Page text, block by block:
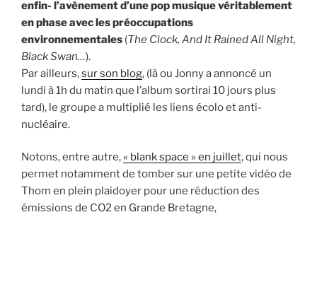
enfin- l’avènement d’une pop musique véritablement
en phase avec les préoccupations
environnementales (The Clock, And It Rained All Night,
Black Swan…).
Par ailleurs,sur son blog, (là ou Jonny a annoncé un
lundi à 1h du matin que l’album sortirai 10 jours plus
tard), le groupe a multiplié les liens écolo et anti-
nucléaire.
Notons, entre autre,« blank space » en juillet, qui nous
permet notamment de tomber sur une petite vidéo de
Thom en plein plaidoyer pour une réduction des
émissions de CO2 en Grande Bretagne,